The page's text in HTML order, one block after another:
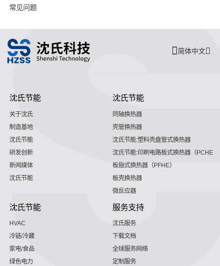
常见问题
简体中文
沈氏节能
关于沈氏
制造基地
沈氏节能
研发创新
新闻媒体
沈氏节能
沈氏节能
同轴换热器
壳管换热器
沈氏节能:塑料壳盘管式换热器
沈氏节能:印刷电路板式换热器（PCHE）
板翅式换热器（PFHE）
板壳换热器
微反应器
沈氏节能
HVAC
冷链/冷藏
家电/食品
绿色电力
服务支持
沈氏服务
下载文档
全球服务网络
定制服务